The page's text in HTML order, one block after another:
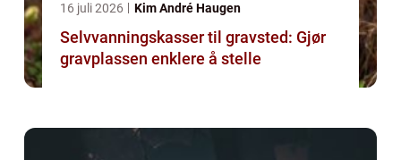
16 juli 2026 Kim André Haugen
Selvvanningskasser til gravsted: Gjør
gravplassen enklere å stelle